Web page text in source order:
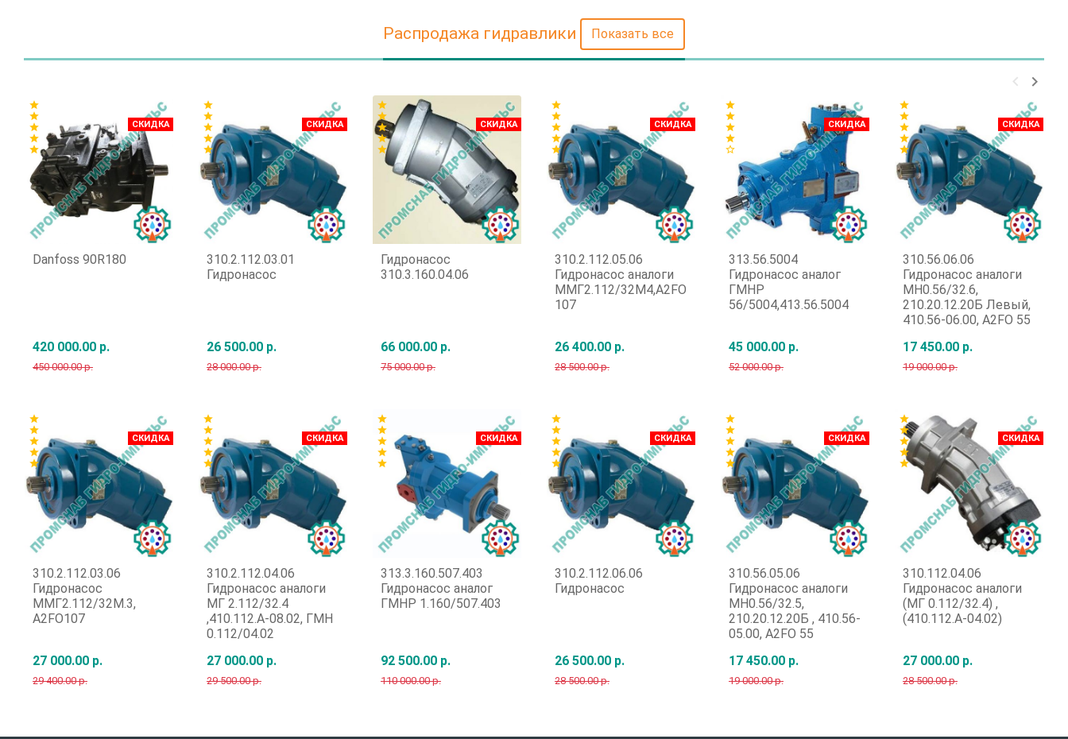
Распродажа гидравлики Показать все
keyboard_arrow_left keyboard_arrow_right
Danfoss 90R180
420 000.00 р.
450 000.00 р.
СКИДКА
star
star
star
star
star
310.2.112.03.06
Гидронасос
ММГ2.112/32М.3,
A2FO107
27 000.00 р.
29 400.00 р.
СКИДКА
star
star
star
star
star
310.2.112.03.01
Гидронасос
26 500.00 р.
28 000.00 р.
СКИДКА
star
star
star
star
star
310.2.112.04.06
Гидронасос аналоги
МГ 2.112/32.4
,410.112.А-08.02, ГМН
0.112/04.02
27 000.00 р.
29 500.00 р.
СКИДКА
star
star
star
star
star
Гидронасос
310.3.160.04.06
66 000.00 р.
75 000.00 р.
СКИДКА
star
star
star
star
star
313.3.160.507.403
Гидронасос аналог
ГМНР 1.160/507.403
92 500.00 р.
110 000.00 р.
СКИДКА
star
star
star
star
star
310.2.112.05.06
Гидронасос аналоги
ММГ2.112/32М4,A2FO
107
26 400.00 р.
28 500.00 р.
СКИДКА
star
star
star
star
star
310.2.112.06.06
Гидронасос
26 500.00 р.
28 500.00 р.
СКИДКА
star
star
star
star
star
313.56.5004
Гидронасос аналог
ГМНР
56/5004,413.56.5004
45 000.00 р.
52 000.00 р.
СКИДКА
star
star
star
star
star_border
310.56.05.06
Гидронасос аналоги
МН0.56/32.5,
210.20.12.20Б , 410.56-
05.00, A2FO 55
17 450.00 р.
19 000.00 р.
СКИДКА
star
star
star
star
star
310.56.06.06
Гидронасос аналоги
МН0.56/32.6,
210.20.12.20Б Левый,
410.56-06.00, A2FO 55
17 450.00 р.
19 000.00 р.
СКИДКА
star
star
star
star
star
310.112.04.06
Гидронасос аналоги
(МГ 0.112/32.4) ,
(410.112.А-04.02)
27 000.00 р.
28 500.00 р.
СКИДКА
star
star
star
star
star